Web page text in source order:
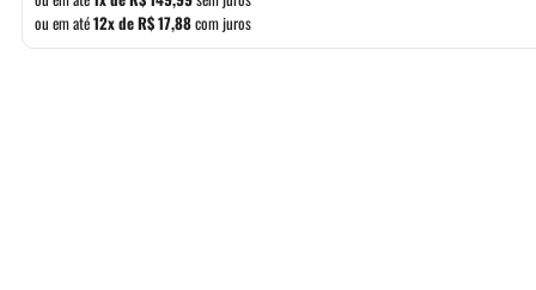
ou em até12x deR$17,88com juros